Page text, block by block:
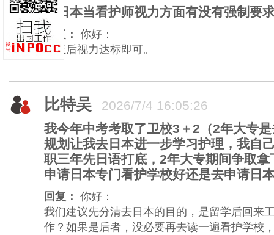
去日本当看护师视力方面有没有强制要
回复： 你好：
矫正后视力达标即可。
比特吴
2026/7/4 16:05:26
我今年中考考取了卫校3＋2（2年大专
规划让我去日本进一步学习护理，我自
职三年先日语打底，2年大专期间争取
申请日本专门看护学校好还是去申请日
回复： 你好：
我们建议先分清去日本的目的，是留学后回来
作？如果是后者，没必要再去读一遍看护学校